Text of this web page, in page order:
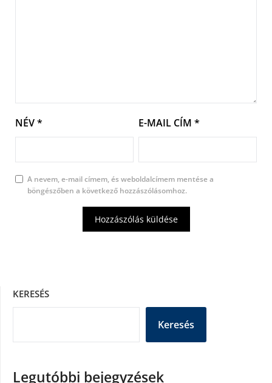
NÉV* E-MAIL CÍM *
A nevem, e-mail címem, és weboldalcímem mentése a
böngészőben a következő hozzászólásomhoz.
KERESÉS
Keresés
Legutóbbi bejegyzések